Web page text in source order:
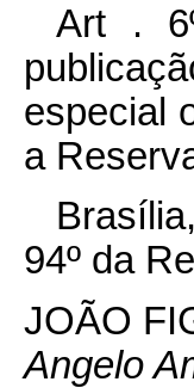
Art .
especial
a
94º da
JOÃO
Angelo